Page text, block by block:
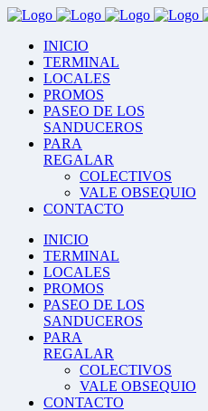
INICIO
TERMINAL
LOCALES
PROMOS
PASEO DE LOS
SANDUCEROS
PARA
REGALAR
COLECTIVOS
VALE OBSEQUIO
CONTACTO
INICIO
TERMINAL
LOCALES
PROMOS
PASEO DE LOS
SANDUCEROS
PARA
REGALAR
COLECTIVOS
VALE OBSEQUIO
CONTACTO